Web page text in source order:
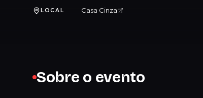
LOCAL Casa Cinza
Sobre o evento